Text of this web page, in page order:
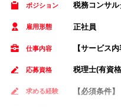
ポジション 税務コンサ
雇用形態 正社員
仕事内容 【サービス
応募資格 税理士(有資
求める経験 【必須条件